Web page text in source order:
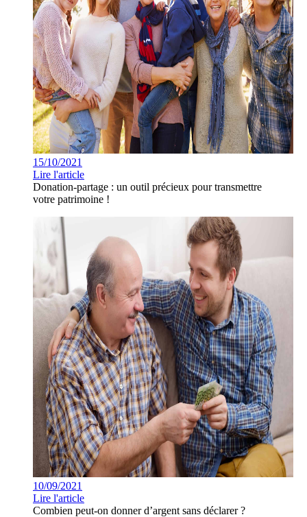
15/10/2021
Lire l'article
Donation-partage : un outil précieux pour transmettre
votre patrimoine !
10/09/2021
Lire l'article
Combien peut-on donner d’argent sans déclarer ?